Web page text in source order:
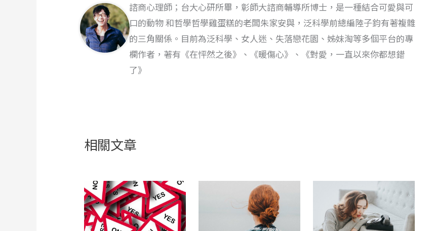
諮商心理師；台大心研所畢，彰師大諮商輔導所博士，是一種結合可愛與可
口的動物 和哲學哲學雞蛋糕的老闆朱家安與，泛科學前總編陸子鈞有著複雜
的三角關係。目前為泛科學、女人迷、失落戀花園、姊妹淘等多個平台的專
欄作者，著有《在怦然之後》、《暖傷心》、《對愛，一直以來你都想錯
了》
相關文章